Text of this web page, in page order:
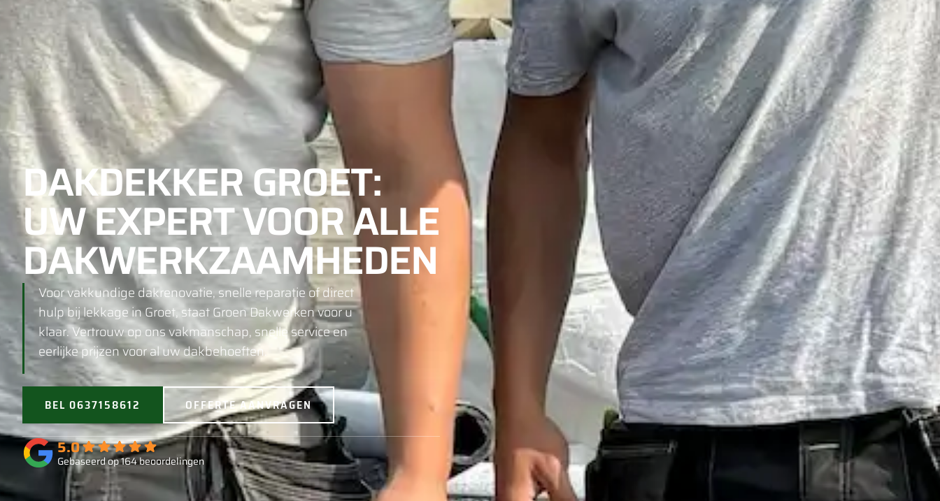
DAKDEKKER GROET:
UW EXPERT VOOR ALLE
DAKWERKZAAMHEDEN
Voor vakkundige dakrenovatie, snelle reparatie of direct
hulp bij lekkage in Groet, staat Groen Dakwerken voor u
klaar. Vertrouw op ons vakmanschap, snelle service en
eerlijke prijzen voor al uw dakbehoeften.
BEL 0637158612 OFFERTE AANVRAGEN
5.0
Gebaseerd op 164 beoordelingen